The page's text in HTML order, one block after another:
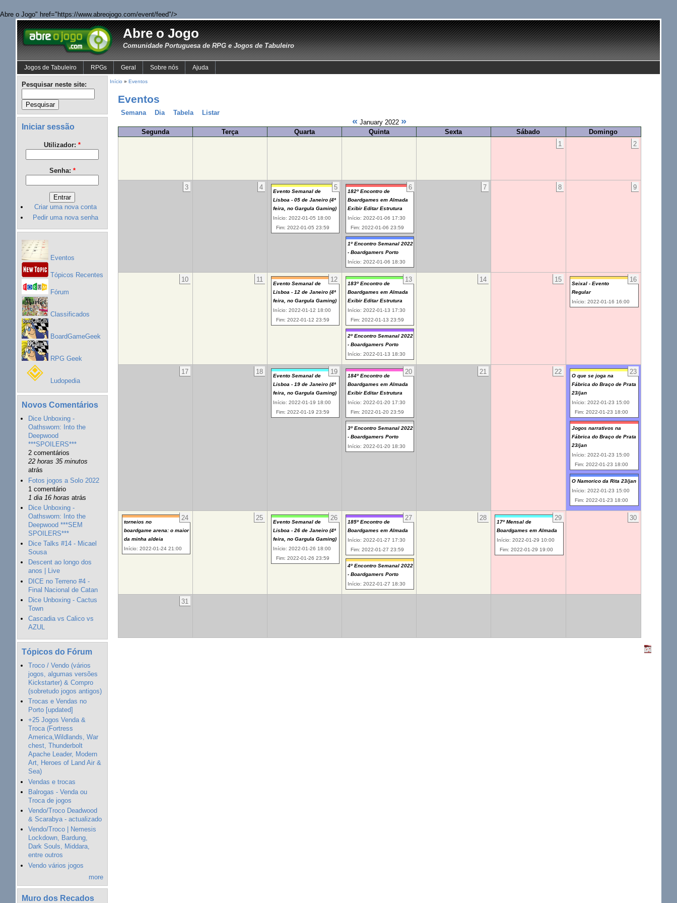
Abre o Jogo" href="https://www.abreojogo.com/event/feed"/>
Abre o Jogo
Comunidade Portuguesa de RPG e Jogos de Tabuleiro
Jogos de Tabuleiro RPGs Geral Sobre nós Ajuda
Pesquisar neste site:
Iniciar sessão
Utilizador:*
Senha: *
Criar uma nova conta
Pedir uma nova senha
Eventos
Tópicos Recentes
Fórum
Classificados
BoardGameGeek
RPG Geek
Ludopedia
Novos Comentários
Dice Unboxing -
Oathsworn: Into the
Deepwood
***SPOILERS***
2 comentários
22 horas 35 minutos
atrás
Fotos jogos a Solo 2022
1 comentário
1 dia 16 horas atrás
Dice Unboxing -
Oathsworn: Into the
Deepwood ***SEM
SPOILERS***
Dice Talks #14 - Micael
Sousa
Descent ao longo dos
anos | Live
DICE no Terreno #4 -
Final Nacional de Catan
Dice Unboxing - Cactus
Town
Cascadia vs Calico vs
AZUL
Tópicos do Fórum
Troco / Vendo (vários
jogos, algumas versões
Kickstarter) & Compro
(sobretudo jogos antigos)
Trocas e Vendas no
Porto [updated]
+25 Jogos Venda &
Troca (Fortress
America,Wildlands, War
chest, Thunderbolt
Apache Leader, Modern
Art, Heroes of Land Air &
Sea)
Vendas e trocas
Balrogas - Venda ou
Troca de jogos
Vendo/Troco Deadwood
& Scarabya - actualizado
Vendo/Troco | Nemesis
Lockdown, Bardung,
Dark Souls, Middara,
entre outros
Vendo vários jogos
more
Muro dos Recados
Início » Eventos
Eventos
Semana Dia Tabela Listar
« January 2022 »
Segunda Terça Quarta Quinta Sexta Sábado
Domingo
1
2
3 4 5
Evento Semanal de
Lisboa - 05 de Janeiro (4ª
feira, no Gargula Gaming)
Início: 2022-01-05 18:00
Fim: 2022-01-05 23:59
6
182º Encontro de
Boardgames em Almada
Exibir Editar Estrutura
Início: 2022-01-06 17:30
Fim: 2022-01-06 23:59
1º Encontro Semanal 2022
- Boardgamers Porto
Início: 2022-01-06 18:30
7 8 9
10 11 12
Evento Semanal de
Lisboa - 12 de Janeiro (4ª
feira, no Gargula Gaming)
Início: 2022-01-12 18:00
Fim: 2022-01-12 23:59
13
183º Encontro de
Boardgames em Almada
Exibir Editar Estrutura
Início: 2022-01-13 17:30
Fim: 2022-01-13 23:59
2º Encontro Semanal 2022
- Boardgamers Porto
Início: 2022-01-13 18:30
14 15 16
Seixal - Evento
Regular
Início: 2022-01-16 16:00
17 18 19
Evento Semanal de
Lisboa - 19 de Janeiro (4ª
feira, no Gargula Gaming)
Início: 2022-01-19 18:00
Fim: 2022-01-19 23:59
20
184º Encontro de
Boardgames em Almada
Exibir Editar Estrutura
Início: 2022-01-20 17:30
Fim: 2022-01-20 23:59
3º Encontro Semanal 2022
- Boardgamers Porto
Início: 2022-01-20 18:30
21 22 23
O que se joga na
Fábrica do Braço de Prata
23/jan
Início: 2022-01-23 15:00
Fim: 2022-01-23 18:00
Jogos narrativos na
Fábrica do Braço de Prata
23/jan
Início: 2022-01-23 15:00
Fim: 2022-01-23 18:00
O Namorico da Rita 23/jan
Início: 2022-01-23 15:00
Fim: 2022-01-23 18:00
24
torneios no
boardgame arena: o maior
da minha aldeia
Início: 2022-01-24 21:00
25 26
Evento Semanal de
Lisboa - 26 de Janeiro (4ª
feira, no Gargula Gaming)
Início: 2022-01-26 18:00
Fim: 2022-01-26 23:59
27
185º Encontro de
Boardgames em Almada
Início: 2022-01-27 17:30
Fim: 2022-01-27 23:59
4º Encontro Semanal 2022
- Boardgamers Porto
Início: 2022-01-27 18:30
28 29
17º Mensal de
Boardgames em Almada
Início: 2022-01-29 10:00
Fim: 2022-01-29 19:00
30
31